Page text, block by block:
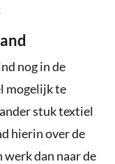
nog in de
mogelijk te
stuk textiel
hierin over de
dan naar de